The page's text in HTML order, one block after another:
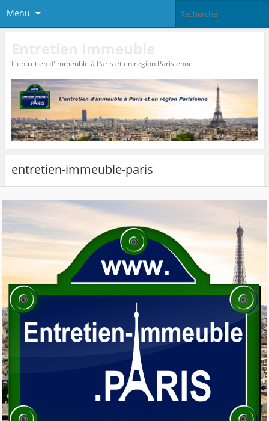
Menu
L'entretien d'immeuble à Paris et en région Parisienne
entretien-immeuble-paris